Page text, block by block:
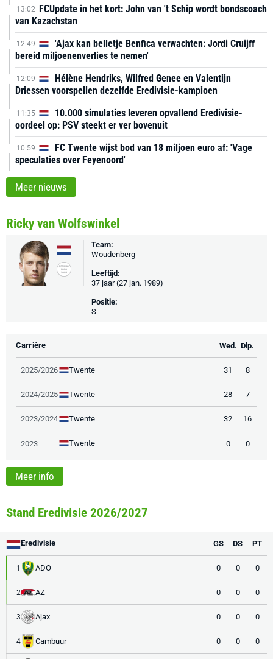
13:02 FCUpdate in het kort: John van 't Schip wordt bondscoach
van Kazachstan
12:49
'Ajax kan belletje Benfica verwachten: Jordi Cruijff
bereid miljoenenverlies te nemen'
12:09
Hélène Hendriks, Wilfred Genee en Valentijn
Driessen voorspellen dezelfde Eredivisie-kampioen
11:35
10.000 simulaties leveren opvallend Eredivisie-
oordeel op: PSV steekt er ver bovenuit
10:59
FC Twente wijst bod van 18 miljoen euro af: 'Vage
speculaties over Feyenoord'
Meer nieuws
Ricky van Wolfswinkel
Team:
Woudenberg
Leeftijd:
37 jaar (27 jan. 1989)
Positie:
S
Carrière Wed. Dlp.
2025/2026 Twente 31 8
2024/2025 Twente 28 7
2023/2024 Twente 32 16
2023 Twente 0 0
Meer info
Stand Eredivisie 2026/2027
Eredivisie GS DS PT
1 ADO 0 0 0
2 AZ 0 0 0
3 Ajax 0 0 0
4 Cambuur 0 0 0